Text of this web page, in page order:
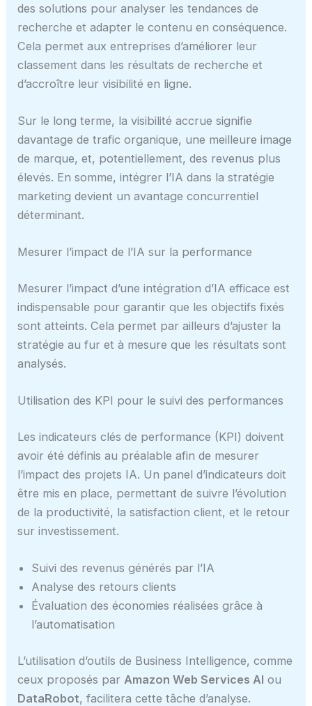
des solutions pour analyser les tendances de
recherche et adapter le contenu en conséquence.
Cela permet aux entreprises d’améliorer leur
classement dans les résultats de recherche et
d’accroître leur visibilité en ligne.
Sur le long terme, la visibilité accrue signifie
davantage de trafic organique, une meilleure image
de marque, et, potentiellement, des revenus plus
élevés. En somme, intégrer l’IA dans la stratégie
marketing devient un avantage concurrentiel
déterminant.
Mesurer l’impact de l’IA sur la performance
Mesurer l’impact d’une intégration d’IA efficace est
indispensable pour garantir que les objectifs fixés
sont atteints. Cela permet par ailleurs d’ajuster la
stratégie au fur et à mesure que les résultats sont
analysés.
Utilisation des KPI pour le suivi des performances
Les indicateurs clés de performance (KPI) doivent
avoir été définis au préalable afin de mesurer
l’impact des projets IA. Un panel d’indicateurs doit
être mis en place, permettant de suivre l’évolution
de la productivité, la satisfaction client, et le retour
sur investissement.
Suivi des revenus générés par l’IA
Analyse des retours clients
Évaluation des économies réalisées grâce à
l’automatisation
L’utilisation d’outils de Business Intelligence, comme
ceux proposés par Amazon Web Services AI ou
DataRobot, facilitera cette tâche d’analyse.